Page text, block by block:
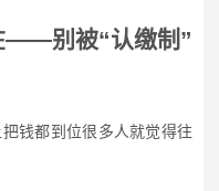
——别被“认缴制”
钱都到位很多人就觉得往